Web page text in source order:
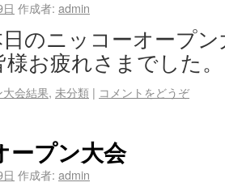
作成者: admin
のニッコーオープ
お疲れさまでした。
会結果, 未分類 | コメントをどうぞ
ープン大会
作成者: admin